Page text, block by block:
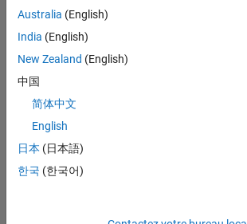
Australia (English)
India (English)
New Zealand (English)
中国
简体中文
English
日本 (日本語)
한국 (한국어)
Découvrir les produits
Essayer ou acheter
Se former
La société